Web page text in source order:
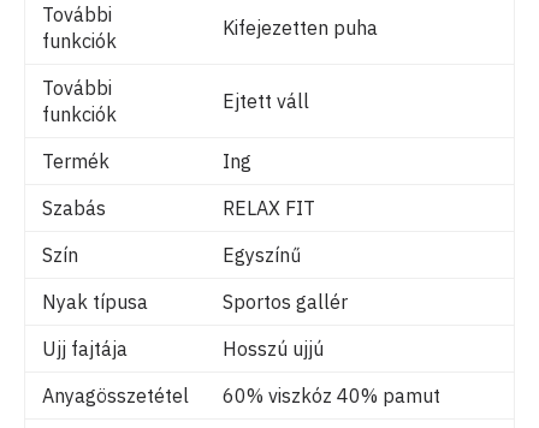
További
funkciók
Kifejezetten puha
További
funkciók
Ejtett váll
Termék
Ing
Szabás
RELAX FIT
Szín
Egyszínű
Nyak típusa
Sportos gallér
Ujj fajtája
Hosszú ujjú
Anyagösszetétel
60% viszkóz 40% pamut